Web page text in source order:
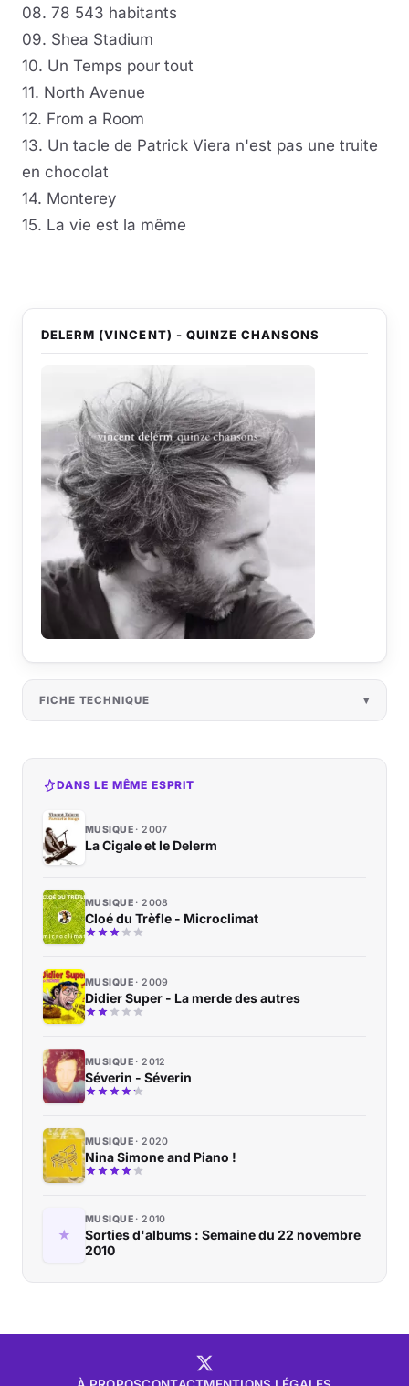
08. 78 543 habitants
09. Shea Stadium
10. Un Temps pour tout
11. North Avenue
12. From a Room
13. Un tacle de Patrick Viera n'est pas une truite
en chocolat
14. Monterey
15. La vie est la même
DELERM (VINCENT) - QUINZE CHANSONS
FICHE TECHNIQUE
DANS LE MÊME ESPRIT
MUSIQUE 2007
La Cigale et le Delerm
MUSIQUE 2008
Cloé du Trèfle - Microclimat
MUSIQUE 2009
Didier Super - La merde des autres
MUSIQUE 2012
Séverin - Séverin
MUSIQUE 2020
Nina Simone and Piano !
MUSIQUE 2010
Sorties d'albums : Semaine du 22 novembre
2010